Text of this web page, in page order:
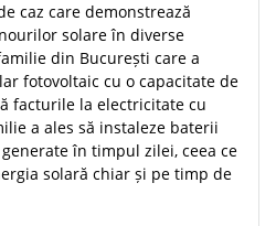
caz care demonstrează
solare în diverse
din București care a
fotovoltaic cu o capacitate de
facturile la electricitate cu
a ales să instaleze baterii
în timpul zilei, ceea ce
solară chiar și pe timp de